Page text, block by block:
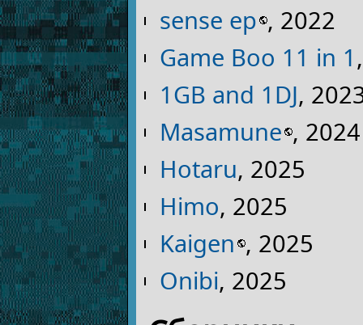
sense ep , 2022
Game Boo 11 in 1
1GB and 1DJ,
Masamune , 2024
Hotaru, 2025
Himo, 2025
Kaigen , 2025
Onibi, 2025